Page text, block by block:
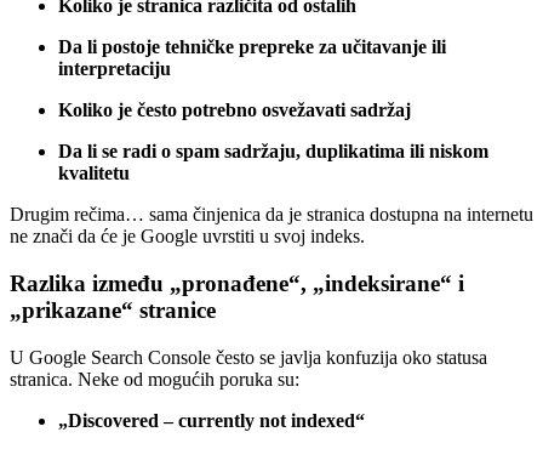
Koliko je stranica različita od ostalih
Da li postoje tehničke prepreke za učitavanje ili
interpretaciju
Koliko je često potrebno osvežavati sadržaj
Da li se radi o spam sadržaju, duplikatima ili niskom
kvalitetu
Drugim rečima… sama činjenica da je stranica dostupna na internetu
ne znači da će je Google uvrstiti u svoj indeks.
Razlika između „pronađene“, „indeksirane“ i
„prikazane“ stranice
U Google Search Console često se javlja konfuzija oko statusa
stranica. Neke od mogućih poruka su:
„Discovered – currently not indexed“